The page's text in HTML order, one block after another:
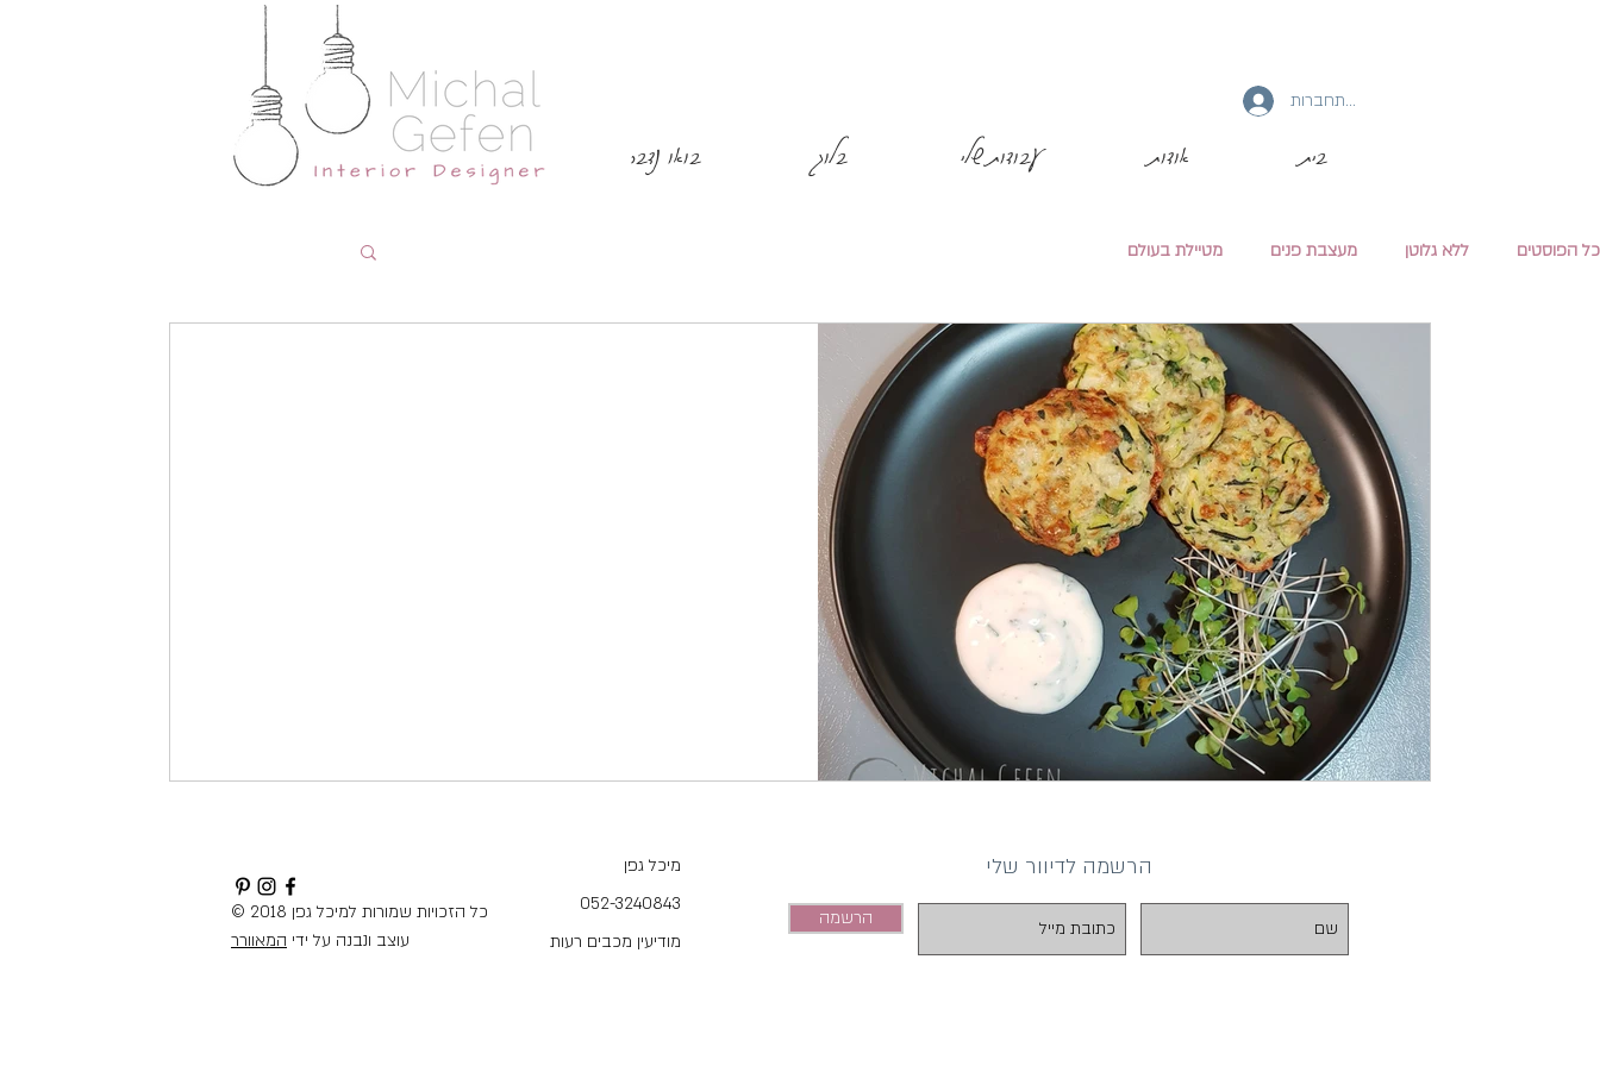
בית אודות עבודות שלי בלוג בואו נדבר
להתחברות
כל הפוסטים ללא גלוטן מעצבת פנים מטיילת בעולם
לביבת זוקיני וגבינות לכבוד החנוכה
"...אימי אפתה לביבה לי לביבה חמה ומתוקה יודעים אתם? לכבוד מה, יודעים אתם?
לכבוד מה? לכבוד החנוכה..." אני אוהבת את החורף, #חנוכה הוא החג...
מיכל גפן
זמן קריאה 3 דקות
© 2018 כל הזכויות שמורות למיכל גפן
עוצב ונבנה על ידי המאוורר
מיכל גפן
052-3240843
מודיעין מכבים רעות
הרשמה לדיוור שלי
הרשמה